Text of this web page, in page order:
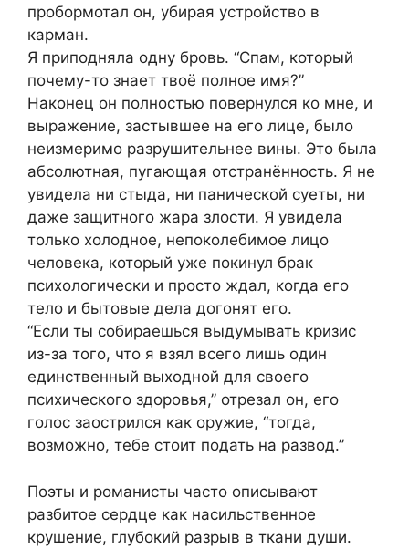
пробормотал он, убирая устройство в
карман.
Я приподняла одну бровь. “Спам, который
почему-то знает твоё полное имя?”
Наконец он полностью повернулся ко мне, и
выражение, застывшее на его лице, было
неизмеримо разрушительнее вины. Это была
абсолютная, пугающая отстранённость. Я не
увидела ни стыда, ни панической суеты, ни
даже защитного жара злости. Я увидела
только холодное, непоколебимое лицо
человека, который уже покинул брак
психологически и просто ждал, когда его
тело и бытовые дела догонят его.
“Если ты собираешься выдумывать кризис
из-за того, что я взял всего лишь один
единственный выходной для своего
психического здоровья,” отрезал он, его
голос заострился как оружие, “тогда,
возможно, тебе стоит подать на развод.”
Поэты и романисты часто описывают
разбитое сердце как насильственное
крушение, глубокий разрыв в ткани души.